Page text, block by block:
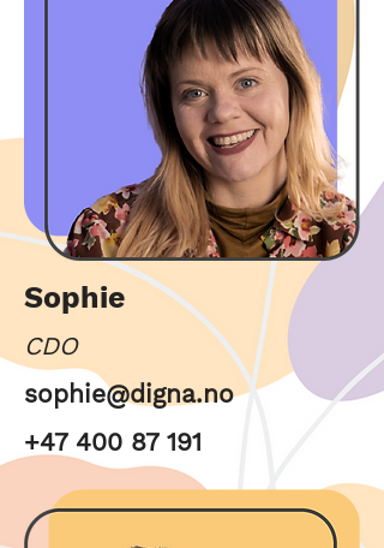
Sophie
CDO
sophie@digna.no
+47 400 87 191